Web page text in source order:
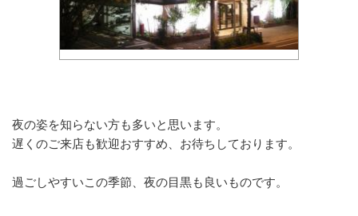
夜の姿を知らない方も多いと思います。
遅くのご来店も歓迎おすすめ、お待ちしております。
過ごしやすいこの季節、夜の目黒も良いものです。